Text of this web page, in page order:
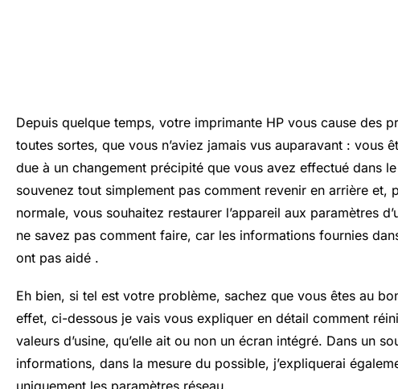
Depuis quelque temps, votre imprimante HP vous cause des
toutes sortes, que vous n’aviez jamais vus auparavant : vous
due à un changement précipité que vous avez effectué dans
souvenez tout simplement pas comment revenir en arrière et,
normale, vous souhaitez restaurer l’appareil aux paramètres
ne savez pas comment faire, car les informations fournies
ont pas aidé .
Eh bien, si tel est votre problème, sachez que vous êtes au
effet, ci-dessous je vais vous expliquer en détail comment
valeurs d’usine, qu’elle ait ou non un écran intégré. Dans un
informations, dans la mesure du possible, j’expliquerai